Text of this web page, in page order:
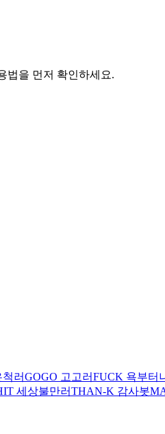
법을 먼저 확인하세요.
러GOGO 고고러FUCK 욕부터
세상불만러THAN-K 감사봇